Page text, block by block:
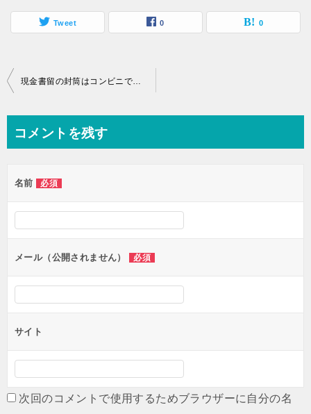
Tweet 0 0
投
ビ
ー
シ
ン
現金書留の封筒はコンビニで購入できるの？コンビニから発送可能か
コメントを残す
名前 必須
メール（公開されません） 必須
サイト
次回のコメントで使用するためブラウザーに自分の名